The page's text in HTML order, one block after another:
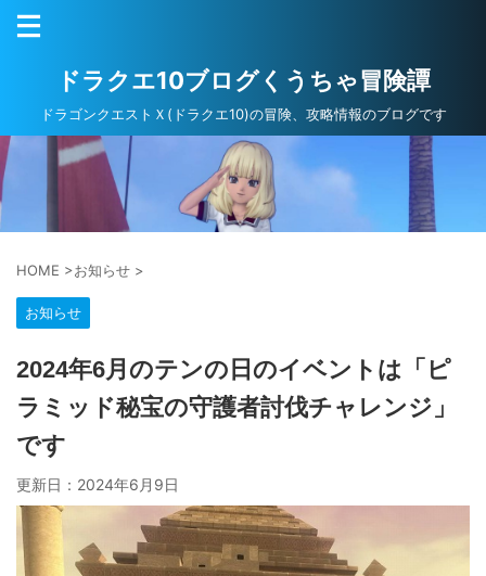
ドラクエ10ブログくうちゃ冒険譚
ドラゴンクエストＸ(ドラクエ10)の冒険、攻略情報のブログです
HOME >お知らせ >
お知らせ
2024年6月のテンの日のイベントは「ピ
ラミッド秘宝の守護者討伐チャレンジ」
です
更新日： 2024年6月9日